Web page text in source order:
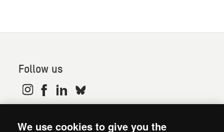
Follow us
Wales (no 202918) and Scotland (SC039042). Oxfam
We use cookies to give you the